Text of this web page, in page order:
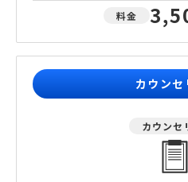
料金
カウンセ
カウンセ